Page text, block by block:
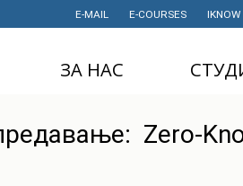
E-MAIL E-COURSES IKNOW
ЗА НАС
ИНСТИТУТИ
СТУДИИ
Zero-